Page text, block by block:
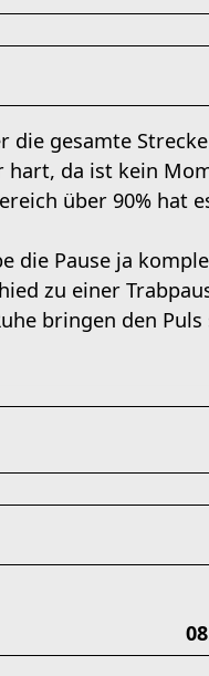
gesamte
hart, da ist kein
über 90% hat
die Pause ja
zu einer
bringen den